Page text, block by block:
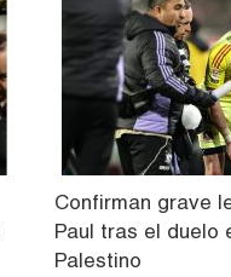
Confirman grave
Paul tras el duelo
Palestino